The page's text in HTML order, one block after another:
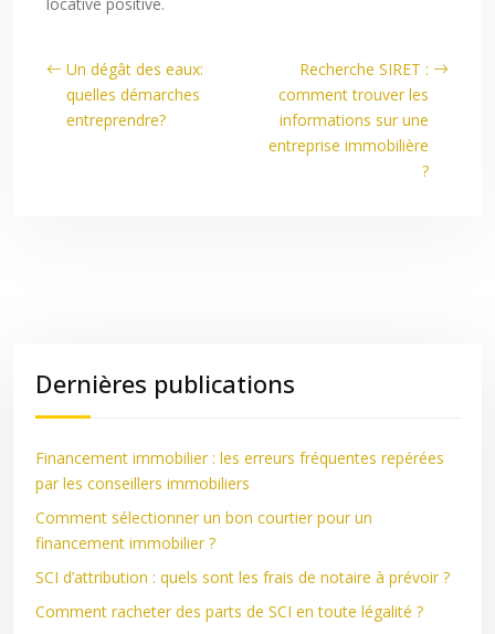
locative positive.
Un dégât des eaux:
quelles démarches
entreprendre?
Recherche SIRET :
comment trouver les
informations sur une
entreprise immobilière
?
Dernières publications
Financement immobilier : les erreurs fréquentes repérées
par les conseillers immobiliers
Comment sélectionner un bon courtier pour un
financement immobilier ?
SCI d’attribution : quels sont les frais de notaire à prévoir ?
Comment racheter des parts de SCI en toute légalité ?